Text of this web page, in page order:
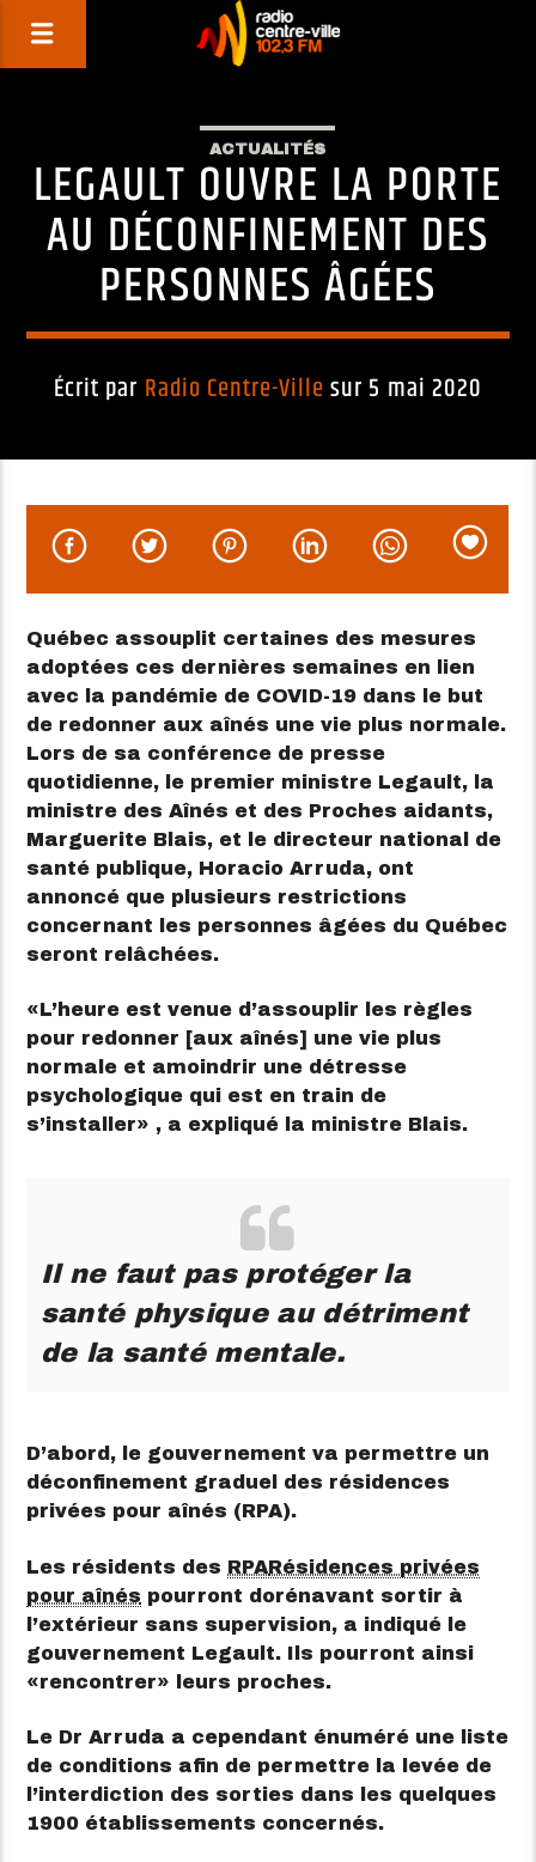
ACTUALITÉS
LEGAULT OUVRE LA PORTE
AU DÉCONFINEMENT DES
PERSONNES ÂGÉES
Écrit par Radio Centre-Villesur 5 mai 2020
Québec assouplit certaines des mesures
adoptées ces dernières semaines en lien
avec la pandémie de COVID-19 dans le but
de redonner aux aînés une vie plus normale.
Lors de sa conférence de presse
quotidienne, le premier ministre Legault, la
ministre des Aînés et des Proches aidants,
Marguerite Blais, et le directeur national de
santé publique, Horacio Arruda, ont
annoncé que plusieurs restrictions
concernant les personnes âgées du Québec
seront relâchées.
L’heure est venue d’assouplir les règles
pour redonner [aux aînés] une vie plus
normale et amoindrir une détresse
psychologique qui est en train de
s’installer
, a expliqué la ministre Blais.
Il ne faut pas protéger la
santé physique au détriment
de la santé mentale.
D’abord, le gouvernement va permettre un
déconfinement graduel des résidences
privées pour aînés (RPA).
Les résidents des RPARésidences privées
pour aînés pourront dorénavant sortir à
l’extérieur sans supervision, a indiqué le
gouvernement Legault. Ils pourront ainsi
rencontrer
leurs proches.
Le Dr Arruda a cependant énuméré une liste
de conditions afin de permettre la levée de
l’interdiction des sorties dans les quelques
1900 établissements concernés.